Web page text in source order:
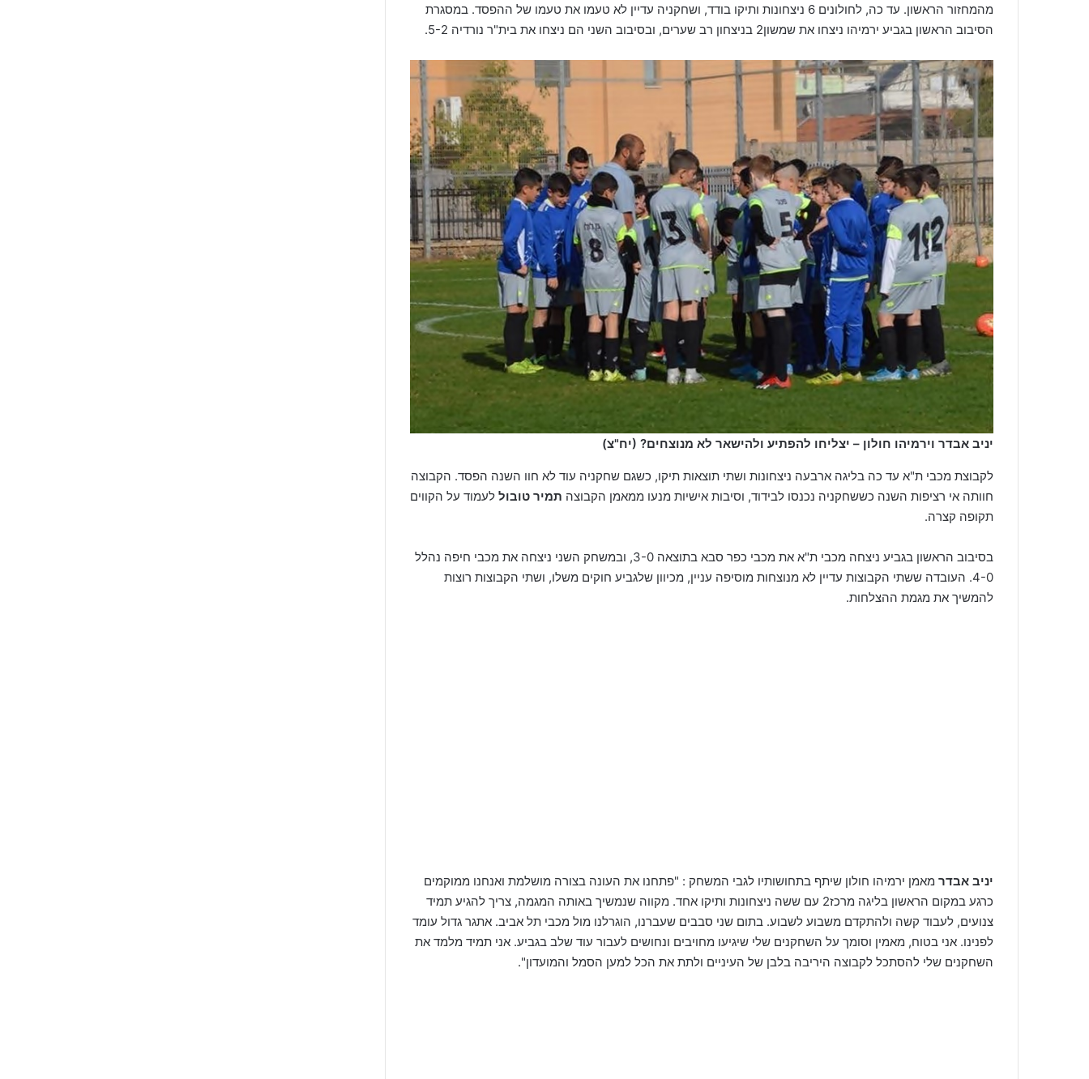
מהמחזור הראשון. עד כה, לחולונים 6 ניצחונות ותיקו בודד, ושחקניה עדיין לא טעמו את טעמו של ההפסד. במסגרת
הסיבוב הראשון בגביע ירמיהו ניצחו את שמשון2 בניצחון רב שערים, ובסיבוב השני הם ניצחו את בית"ר נורדיה 5-2.
יניב אבדר וירמיהו חולון – יצליחו להפתיע ולהישאר לא מנוצחים? (יח"צ)
לקבוצת מכבי ת"א עד כה בליגה ארבעה ניצחונות ושתי תוצאות תיקו, כשגם שחקניה עוד לא חוו השנה הפסד. הקבוצה
חוותה אי רציפות השנה כששחקניה נכנסו לבידוד, וסיבות אישיות מנעו ממאמן הקבוצה תמיר טובול לעמוד על הקווים
תקופה קצרה.
בסיבוב הראשון בגביע ניצחה מכבי ת"א את מכבי כפר סבא בתוצאה 3-0, ובמשחק השני ניצחה את מכבי חיפה נהלל
4-0. העובדה ששתי הקבוצות עדיין לא מנוצחות מוסיפה עניין, מכיוון שלגביע חוקים משלו, ושתי הקבוצות רוצות
להמשיך את מגמת ההצלחות.
יניב אבדר מאמן ירמיהו חולון שיתף בתחושותיו לגבי המשחק : "פתחנו את העונה בצורה מושלמת ואנחנו ממוקמים
כרגע במקום הראשון בליגה מרכז2 עם ששה ניצחונות ותיקו אחד. מקווה שנמשיך באותה המגמה, צריך להגיע תמיד
צנועים, לעבוד קשה ולהתקדם משבוע לשבוע. בתום שני סבבים שעברנו, הוגרלנו מול מכבי תל אביב. אתגר גדול עומד
לפנינו. אני בטוח, מאמין וסומך על השחקנים שלי שיגיעו מחויבים ונחושים לעבור עוד שלב בגביע. אני תמיד מלמד את
השחקנים שלי להסתכל לקבוצה היריבה בלבן של העיניים ולתת את הכל למען הסמל והמועדון".